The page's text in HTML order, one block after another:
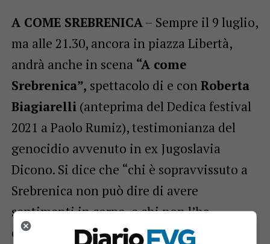
A COME SREBRENICA– Sempre il 9 luglio,
ma alle 21.30, ancora in piazza Libertà,
andrà anche in scena “A come
Srebrenica”, spettacolo di e conRoberta
Biagiarelli(anteprima del Dedica festival
2021 a Paolo Rumiz), testimonianza del
genocidio avvenuto in ex Jugoslavia
Dicono. Si dice che “chi è sopravvissuto a
Srebrenica non può dire di avere
sentimenti in corpo, e chi non l’ha
conosciuta non può dire di aver visto la